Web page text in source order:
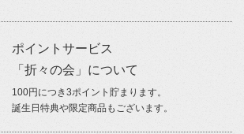
ポイントサービス
「折々の会」について
100円につき3ポイント貯まります。
誕生日特典や限定商品もございます。